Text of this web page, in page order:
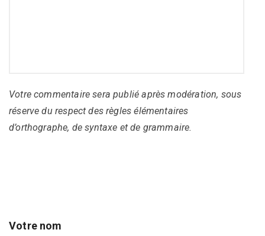
Votre commentaire sera publié après modération, sous
réserve du respect des règles élémentaires
d’orthographe, de syntaxe et de grammaire.
Votre nom